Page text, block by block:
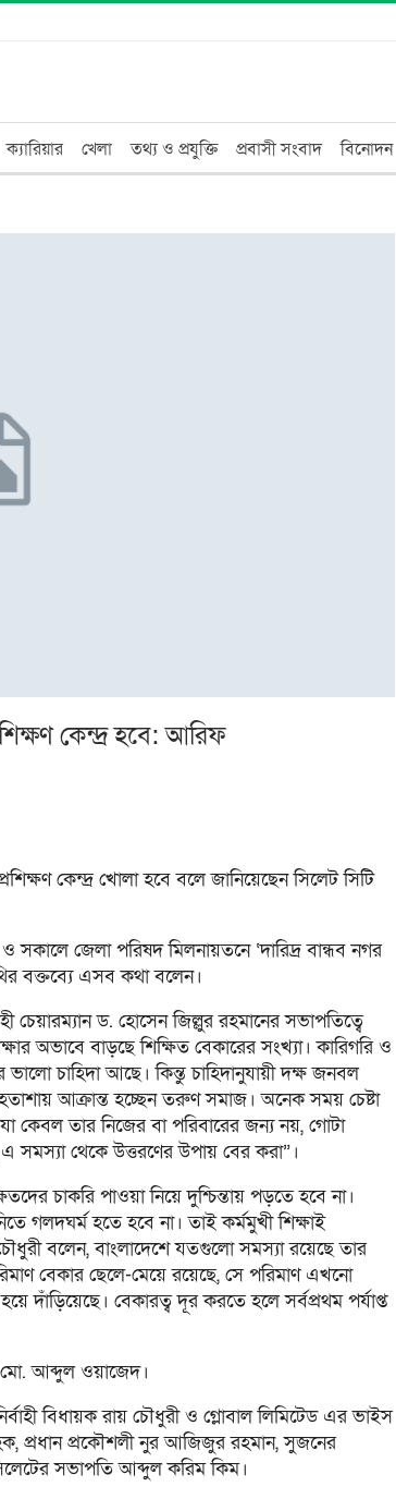
ক্যারিয়ার খেলা তথ্য ও প্রযুক্তি প্রবাসী সংবাদ বিনোদন
কেন্দ্র হবে: আরিফ
কেন্দ্র খোলা হবে বলে জানিয়েছেন সিলেট সিটি
জেলা পরিষদ মিলনায়তনে ‘দারিদ্র বান্ধব নগর
বক্তব্যে এসব কথা বলেন।
চেয়ারম্যান ড. হোসেন জিল্লুর রহমানের সভাপতিত্বে
অভাবে বাড়ছে শিক্ষিত বেকারের সংখ্যা। কারিগরি ও
ভালো চাহিদা আছে। কিন্তু চাহিদানুযায়ী দক্ষ জনবল
আক্রান্ত হচ্ছেন তরুণ সমাজ। অনেক সময় চেষ্টা
কেবল তার নিজের বা পরিবারের জন্য নয়, গোটা
সমস্যা থেকে উত্তরণের উপায় বের করা”।
চাকরি পাওয়া নিয়ে দুশ্চিন্তায় পড়তে হবে না।
গলদঘর্ম হতে হবে না। তাই কর্মমুখী শিক্ষাই
বলেন, বাংলাদেশে যতগুলো সমস্যা রয়েছে তার
বেকার ছেলে-মেয়ে রয়েছে, সে পরিমাণ এখনো
দাঁড়িয়েছে। বেকারত্ব দূর করতে হলে সর্বপ্রথম পর্যাপ্ত
মো. আব্দুল ওয়াজেদ।
বিধায়ক রায় চৌধুরী ও গ্লোবাল লিমিটেড এর ভাইস
হক, প্রধান প্রকৌশলী নুর আজিজুর রহমান, সুজনের
সভাপতি আব্দুল করিম কিম।